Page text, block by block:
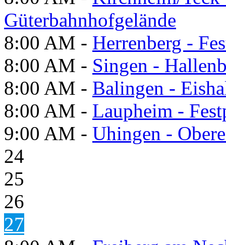
Güterbahnhofgelände
8:00 AM - Herrenberg -
8:00 AM - Singen -
8:00 AM - Balingen -
8:00 AM - Laupheim -
9:00 AM - Uhingen -
24
25
26
27